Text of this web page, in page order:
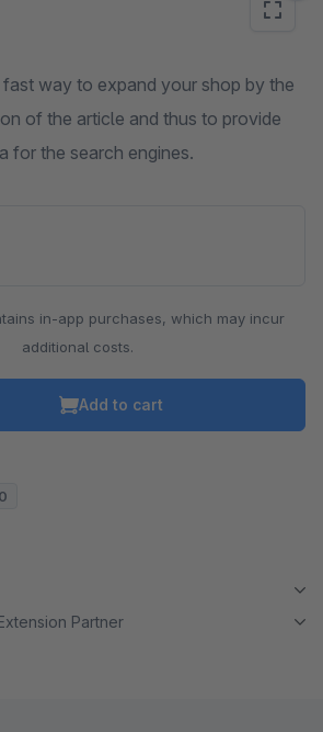
way to expand your shop by the
of the article and thus to provide
for the search engines.
in-app purchases, which may incur
additional costs.
Add to cart
Partner